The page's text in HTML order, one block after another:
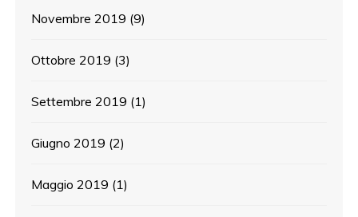
Novembre 2019 (9)
Ottobre 2019 (3)
Settembre 2019 (1)
Giugno 2019 (2)
Maggio 2019 (1)